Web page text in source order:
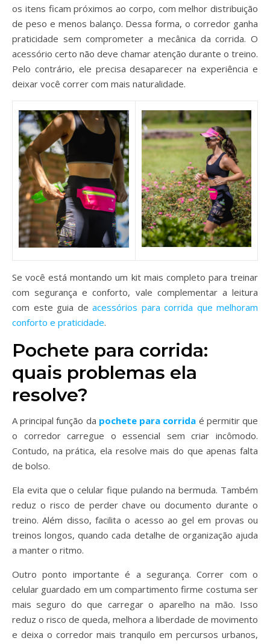
os itens ficam próximos ao corpo, com melhor distribuição
de peso e menos balanço. Dessa forma, o corredor ganha
praticidade sem comprometer a mecânica da corrida. O
acessório certo não deve chamar atenção durante o treino.
Pelo contrário, ele precisa desaparecer na experiência e
deixar você correr com mais naturalidade.
Se você está montando um kit mais completo para treinar
com segurança e conforto, vale complementar a leitura
com este guia de acessórios para corrida que melhoram
conforto e praticidade.
Pochete para corrida:
quais problemas ela
resolve?
A principal função da pochete para corrida é permitir que
o corredor carregue o essencial sem criar incômodo.
Contudo, na prática, ela resolve mais do que apenas falta
de bolso.
Ela evita que o celular fique pulando na bermuda. Também
reduz o risco de perder chave ou documento durante o
treino. Além disso, facilita o acesso ao gel em provas ou
treinos longos, quando cada detalhe de organização ajuda
a manter o ritmo.
Outro ponto importante é a segurança. Correr com o
celular guardado em um compartimento firme costuma ser
mais seguro do que carregar o aparelho na mão. Isso
reduz o risco de queda, melhora a liberdade de movimento
e deixa o corredor mais tranquilo em percursos urbanos,